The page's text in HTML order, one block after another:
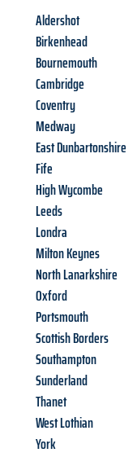
Aldershot
Birkenhead
Bournemouth
Cambridge
Coventry
Medway
East Dunbartonshire
Fife
High Wycombe
Leeds
Londra
Milton Keynes
North Lanarkshire
Oxford
Portsmouth
Scottish Borders
Southampton
Sunderland
Thanet
West Lothian
York